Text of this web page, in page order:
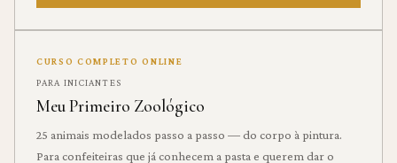
CURSO COMPLETO ONLINE
PARA INICIANTES
Meu Primeiro Zoológico
25 animais modelados passo a passo — do corpo à pintura.
Para confeiteiras que já conhecem a pasta e querem dar o